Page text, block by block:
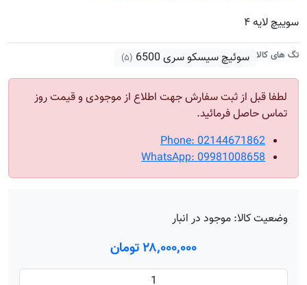
سوییچ لایه ۴
تگ های کالا سوئیچ سیسکو سری 6500 (۵)
لطفا قبل از ثبت سفارش جهت اطلاع از موجودی و قیمت روز
تماس حاصل فرمائید.
Phone: 02144671862
WhatsApp: 09981008658
وضعیت کالا: موجود در انبار
۲۸٬۰۰۰٬۰۰۰ تومان